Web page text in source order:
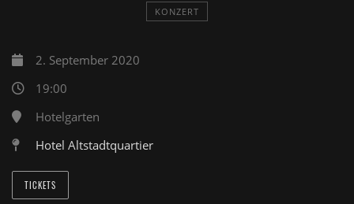
KONZERT
2. September 2020
19:00
Hotelgarten
Hotel Altstadtquartier
TICKETS